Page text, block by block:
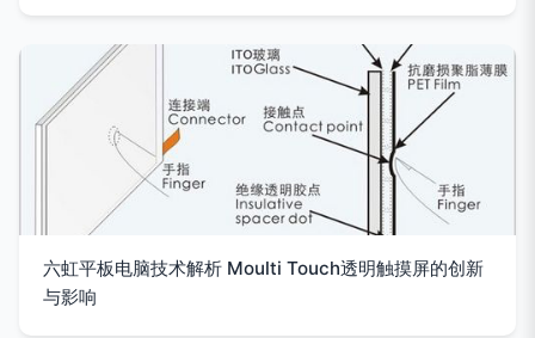
六虹平板电脑技术解析 Moulti Touch透明触摸屏的创新
与影响